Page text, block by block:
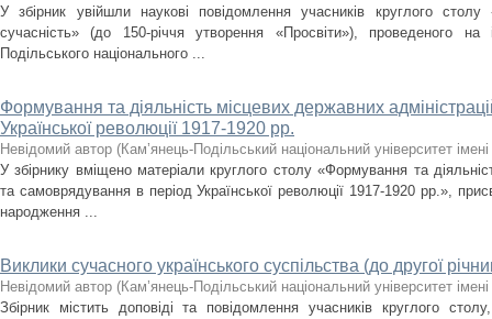
У збірник увійшли наукові повідомлення учасників круглого столу
сучасність» (до 150-річчя утворення «Просвіти»), проведеного на
Подільського національного ...
Формування та діяльність місцевих державних
Української революції 1917-1920 рр.
Невідомий автор (Кам’янець-Подільський національний університет
У збірнику вміщено матеріали круглого столу «Формування та
та самоврядування в період Української революції 1917-1920 рр.»,
народження ...
Виклики сучасного українського суспільства (до другої
Невідомий автор (Кам’янець-Подільський національний університет
Збірник містить доповіді та повідомлення учасників круглого